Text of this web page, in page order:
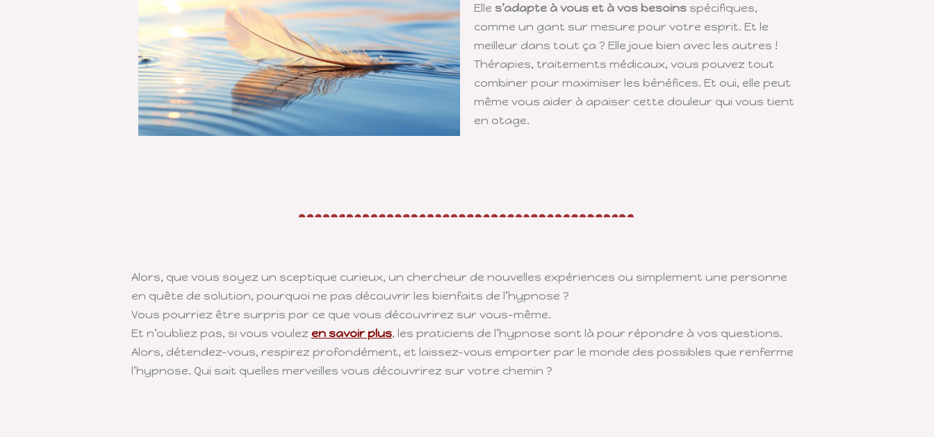
Elle s’adapte à vous et à vos besoins spécifiques,
comme un gant sur mesure pour votre esprit. Et le
meilleur dans tout ça ? Elle joue bien avec les autres !
Thérapies, traitements médicaux, vous pouvez tout
combiner pour maximiser les bénéfices. Et oui, elle peut
même vous aider à apaiser cette douleur qui vous tient
en otage.
Alors, que vous soyez un sceptique curieux, un chercheur de nouvelles expériences ou simplement une personne
en quête de solution, pourquoi ne pas découvrir les bienfaits de l’hypnose ?
Vous pourriez être surpris par ce que vous découvrirez sur vous-même.
Et n’oubliez pas, si vous voulez en savoir plus, les praticiens de l’hypnose sont là pour répondre à vos questions.
Alors, détendez-vous, respirez profondément, et laissez-vous emporter par le monde des possibles que renferme
l’hypnose. Qui sait quelles merveilles vous découvrirez sur votre chemin ?